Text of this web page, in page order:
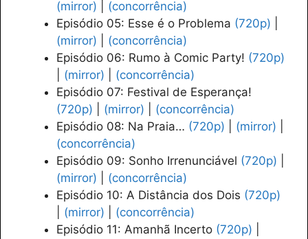
(mirror)
(concorrência)
Episódio 05: Esse é o Problema (720p)
(mirror)
(concorrência)
Episódio 06: Rumo à Comic Party! (720p)
(mirror)
(concorrência)
Episódio 07: Festival de Esperança!
(720p)
(mirror)
(concorrência)
Episódio 08: Na Praia… (720p) (mirror)
(concorrência)
Episódio 09: Sonho Irrenunciável (720p)
(mirror)
(concorrência)
Episódio 10: A Distância dos Dois (720p)
(mirror)
(concorrência)
Episódio 11: Amanhã Incerto (720p)